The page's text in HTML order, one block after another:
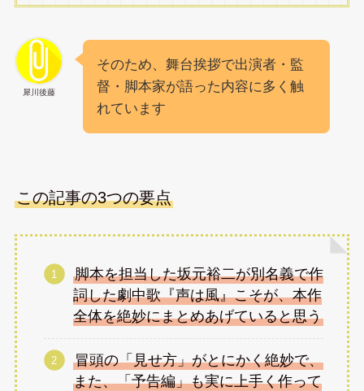
犀川後藤
そのため、舞台挨拶で出演者・監
督・脚本家が語った内容に多く触
れています
この記事の3つの要点
脚本を担当した坂元裕二が別名義で作
詞した劇中歌『声は風』こそが、本作
全体を絶妙にまとめあげていると思う
冒頭の「見せ方」がとにかく絶妙で、
また、「予告編」も実に上手く作って